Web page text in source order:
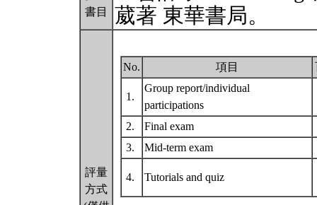
書目
葳著 東華書局。
評量
方式
No. 項目
1.
Group report/individual
participations
2.
Final exam
3.
Mid-term exam
4. Tutorials and quiz